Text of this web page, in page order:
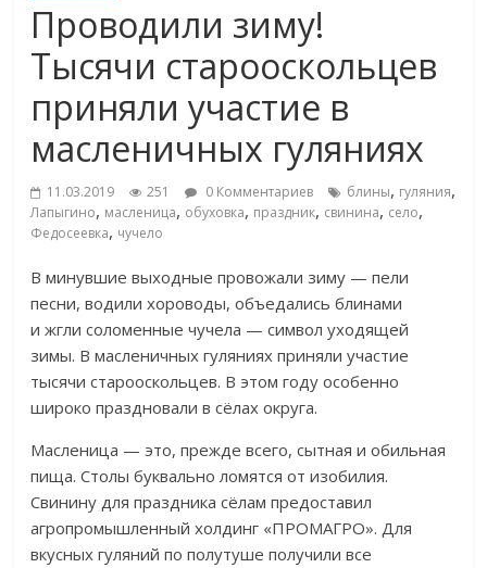
Проводили зиму!
Тысячи старооскольцев
приняли участие в
масленичных гуляниях
11.03.2019 251 0 Комментариев блины, гуляния,
Лапыгино, масленица, обуховка, праздник, свинина, село,
Федосеевка, чучело
В минувшие выходные провожали зиму — пели
песни, водили хороводы, объедались блинами
и жгли соломенные чучела — символ уходящей
зимы. В масленичных гуляниях приняли участие
тысячи старооскольцев. В этом году особенно
широко праздновали в сёлах округа.
Масленица — это, прежде всего, сытная и обильная
пища. Столы буквально ломятся от изобилия.
Свинину для праздника сёлам предоставил
агропромышленный холдинг «ПРОМАГРО». Для
вкусных гуляний по полутуше получили все